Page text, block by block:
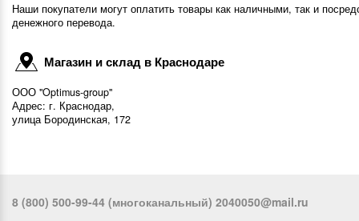
Наши покупатели могут оплатить товары как наличными, так и
денежного перевода.
Магазин и склад в Краснодаре
ООО "Optimus-group"
Адрес: г. Краснодар,
улица Бородинская, 172
8 (800) 500-99-44 (многоканальный) 2040050@mail.ru